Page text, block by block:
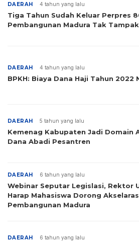
DAERAH 4 tahun yang lalu
Tiga Tahun Sudah Keluar Perpres
Pembangunan Madura Tak Tampak
DAERAH 4 tahun yang lalu
BPKH: Biaya Dana Haji Tahun 2022
DAERAH 5 tahun yang lalu
Kemenag Kabupaten Jadi Domain
Dana Abadi Pesantren
DAERAH 6 tahun yang lalu
Webinar Seputar Legislasi, Rektor
Harap Mahasiswa Dorong
Pembangunan Madura
DAERAH 6 tahun yang lalu